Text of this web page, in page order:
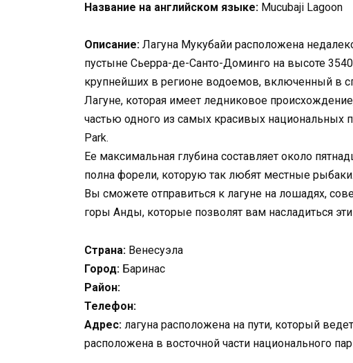
Название на английском языке: Mucubaji Lagoon
Описание: Лагуна Мукубайи расположена
пустыне Сьерра-де-Санто-Доминго на высоте
крупнейших в регионе водоемов, включенный в
Лагуне, которая имеет ледниковое
частью одного из самых красивых национальных
Park.
Ее максимальная глубина составляет около
полна форели, которую так любят местные рыбаки.
Вы сможете отправиться к лагуне на лошадях,
горы Анды, которые позволят вам насладиться
Страна: Венесуэла
Город: Баринас
Район:
Телефон:
Адрес: лагуна расположена на пути, который
расположена в восточной части национального